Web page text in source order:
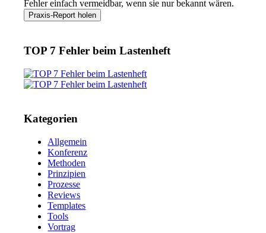
Fehler einfach vermeidbar, wenn sie nur bekannt wären.
TOP 7 Fehler beim Lastenheft
Kategorien
Allgemein
Konferenz
Methoden
Prinzipien
Prozesse
Reviews
Templates
Tools
Vortrag